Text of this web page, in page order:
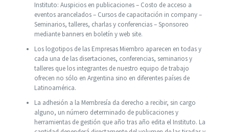
Instituto: Auspicios en publicaciones – Costo de acceso a
eventos arancelados – Cursos de capacitación in company –
Seminarios, talleres, charlas y conferencias – Sponsoreo
mediante banners en boletín y web site.
Los logotipos de las Empresas Miembro aparecen en todas y
cada una de las disertaciones, conferencias, seminarios y
talleres que los integrantes de nuestro equipo de trabajo
ofrecen no sólo en Argentina sino en diferentes países de
Latinoamérica.
La adhesión a la Membresía da derecho a recibir, sin cargo
alguno, un número determinado de publicaciones y
herramientas de gestión que año tras año edita el Instituto. La